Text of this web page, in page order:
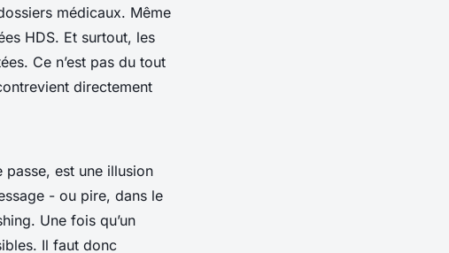
médicaux. Même
HDS. Et surtout, les
Ce n’est pas du tout
directement
est une illusion
- ou pire, dans le
Une fois qu’un
Il faut donc